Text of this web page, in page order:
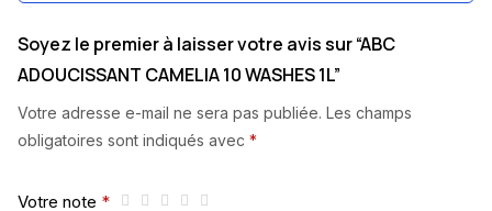
Soyez le premier à laisser votre avis sur “ABC
ADOUCISSANT CAMELIA 10 WASHES 1L”
Votre adresse e-mail ne sera pas publiée. Les champs
obligatoires sont indiqués avec *
Votre note *